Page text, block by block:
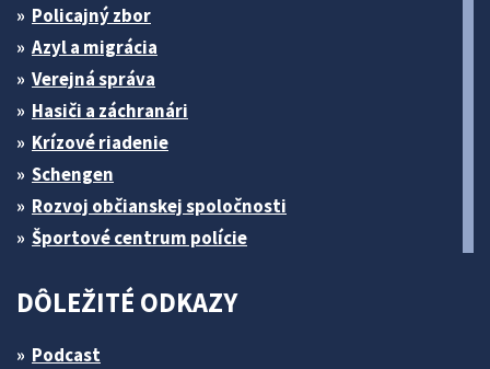
Policajný zbor
Azyl a migrácia
Verejná správa
Hasiči a záchranári
Krízové riadenie
Schengen
Rozvoj občianskej spoločnosti
Športové centrum polície
DÔLEŽITÉ ODKAZY
Podcast